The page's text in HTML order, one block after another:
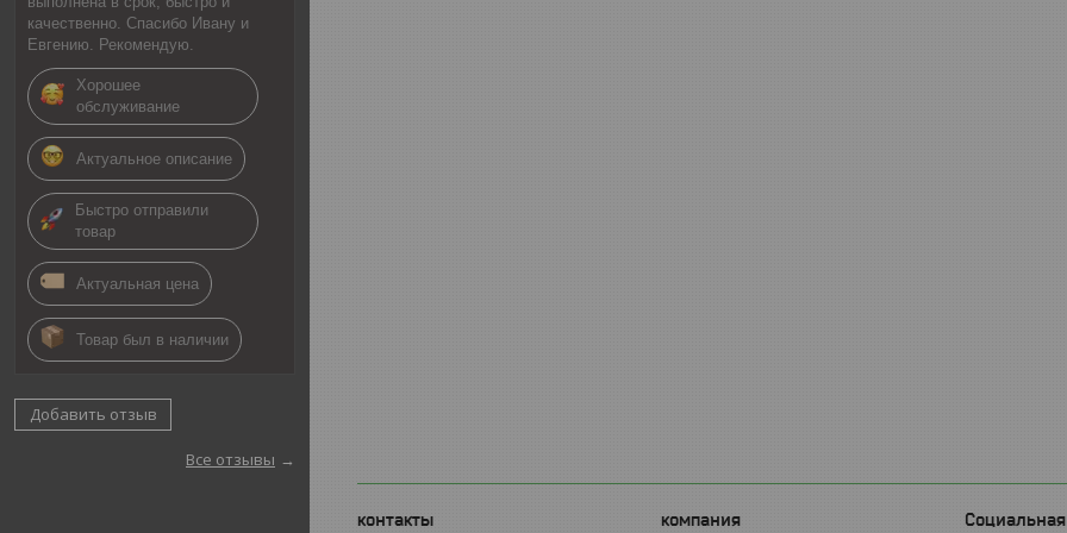
качественно. Спасибо Ивану и
Евгению. Рекомендую.
Хорошее
обслуживание
Актуальное описание
Быстро отправили
товар
Актуальная цена
Товар был в наличии
Добавить отзыв
Все отзывы
контакты компания